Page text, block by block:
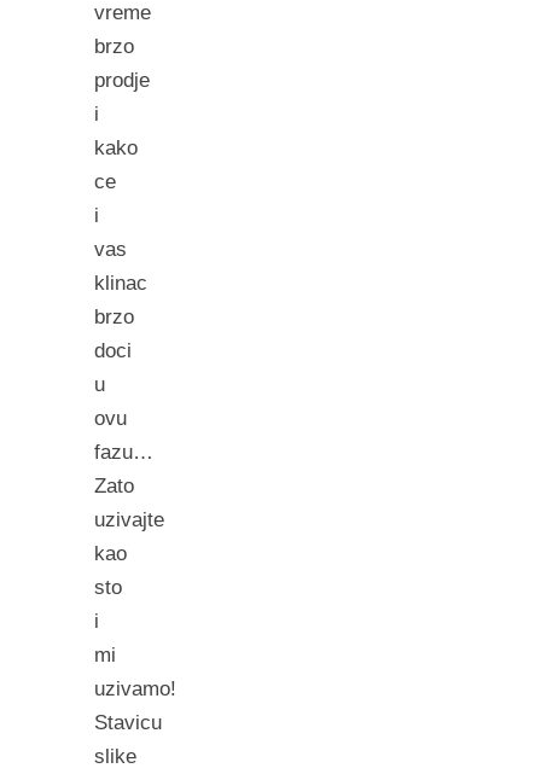
vreme
brzo
prodje
i
kako
ce
i
vas
klinac
brzo
doci
u
ovu
fazu…
Zato
uzivajte
kao
sto
i
mi
uzivamo!
Stavicu
slike